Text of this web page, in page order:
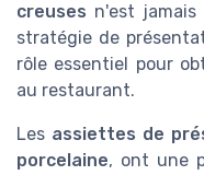
creuses n'est
stratégie de
rôle essentiel pour
au restaurant.
Les assiettes de
porcelaine, ont une